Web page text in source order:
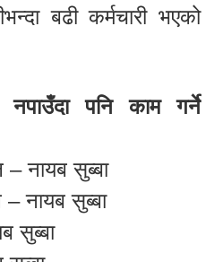
बढी कर्मचारी भएको
पनि काम गर्ने
– नायब सुब्बा
नायब सुब्बा
सुब्बा